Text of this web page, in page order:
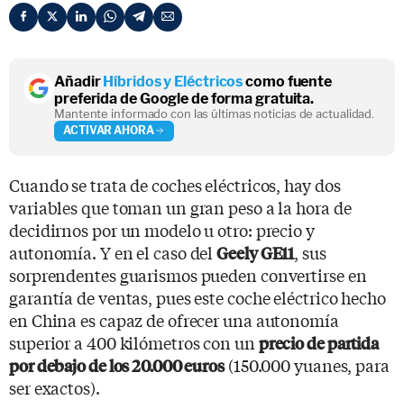
AñadirHíbridos y Eléctricoscomo fuente
preferida de Google de forma gratuita.
Mantente informado con las últimas noticias de actualidad.
ACTIVAR AHORA
Cuando se trata de coches eléctricos, hay dos
variables que toman un gran peso a la hora de
decidirnos por un modelo u otro: precio y
autonomía. Y en el caso delGeely GE11, sus
sorprendentes guarismos pueden convertirse en
garantía de ventas, pues este coche eléctrico hecho
en China es capaz de ofrecer una autonomía
superior a 400 kilómetros con un precio de partida
por debajo de los 20.000 euros(150.000 yuanes, para
ser exactos).